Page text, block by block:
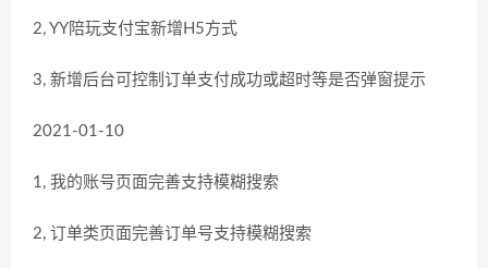
2, YY陪玩支付宝新增H5方式
3, 新增后台可控制订单支付成功或超时等是否弹窗提示
2021-01-10
1, 我的账号页面完善支持模糊搜索
2, 订单类页面完善订单号支持模糊搜索